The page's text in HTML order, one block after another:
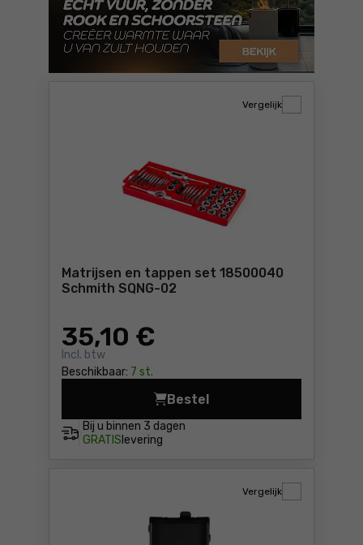
Matrijsen en tappen set 18500040
Schmith SQNG-02
35,10 €
Incl. btw
Beschikbaar: 7 st.
Vergelijk
Bij u binnen 3 dagen
GRATIS levering
Bestel
Matrijsen en tappen set
Vergelijk